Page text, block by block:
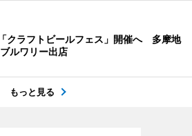
クラフトビールフェス」開催へ 多摩地
ルワリー出店
もっと見る